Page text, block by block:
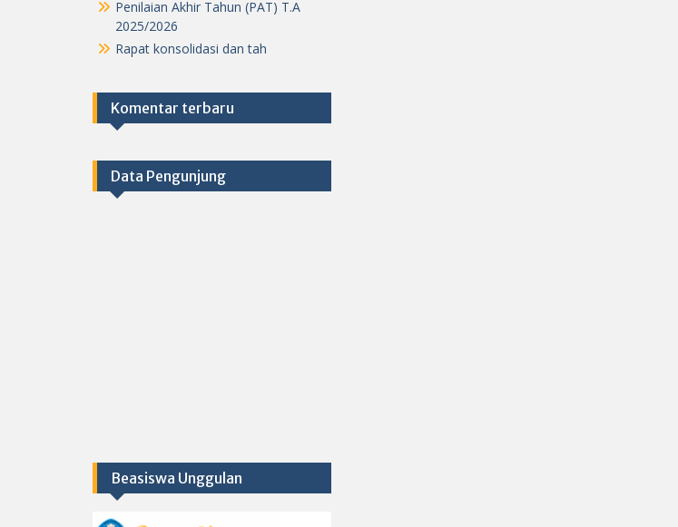
Penilaian Akhir Tahun (PAT) T.A
2025/2026
Rapat konsolidasi dan tah
Komentar terbaru
Data Pengunjung
Beasiswa Unggulan